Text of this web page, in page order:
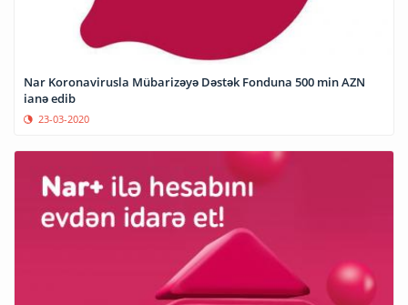
Nar Koronavirusla Mübarizəyə Dəstək Fonduna 500 min AZN
ianə edib
23-03-2020